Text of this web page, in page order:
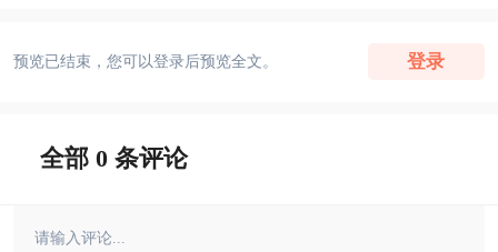
预览已结束，您可以登录后预览全文。 登录
全部 0 条评论